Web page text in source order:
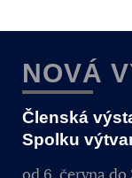
NOVÁ
Členská
Spolku